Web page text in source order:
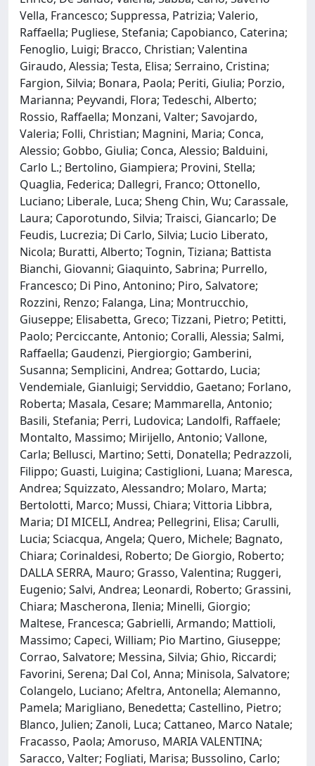
Vella, Francesco; Suppressa, Patrizia; Valerio,
Raffaella; Pugliese, Stefania; Capobianco, Caterina;
Fenoglio, Luigi; Bracco, Christian; Valentina
Giraudo, Alessia; Testa, Elisa; Serraino, Cristina;
Fargion, Silvia; Bonara, Paola; Periti, Giulia; Porzio,
Marianna; Peyvandi, Flora; Tedeschi, Alberto;
Rossio, Raffaella; Monzani, Valter; Savojardo,
Valeria; Folli, Christian; Magnini, Maria; Conca,
Alessio; Gobbo, Giulia; Conca, Alessio; Balduini,
Carlo L.; Bertolino, Giampiera; Provini, Stella;
Quaglia, Federica; Dallegri, Franco; Ottonello,
Luciano; Liberale, Luca; Sheng Chin, Wu; Carassale,
Laura; Caporotundo, Silvia; Traisci, Giancarlo; De
Feudis, Lucrezia; Di Carlo, Silvia; Lucio Liberato,
Nicola; Buratti, Alberto; Tognin, Tiziana; Battista
Bianchi, Giovanni; Giaquinto, Sabrina; Purrello,
Francesco; Di Pino, Antonino; Piro, Salvatore;
Rozzini, Renzo; Falanga, Lina; Montrucchio,
Giuseppe; Elisabetta, Greco; Tizzani, Pietro; Petitti,
Paolo; Perciccante, Antonio; Coralli, Alessia; Salmi,
Raffaella; Gaudenzi, Piergiorgio; Gamberini,
Susanna; Semplicini, Andrea; Gottardo, Lucia;
Vendemiale, Gianluigi; Serviddio, Gaetano; Forlano,
Roberta; Masala, Cesare; Mammarella, Antonio;
Basili, Stefania; Perri, Ludovica; Landolfi, Raffaele;
Montalto, Massimo; Mirijello, Antonio; Vallone,
Carla; Bellusci, Martino; Setti, Donatella; Pedrazzoli,
Filippo; Guasti, Luigina; Castiglioni, Luana; Maresca,
Andrea; Squizzato, Alessandro; Molaro, Marta;
Bertolotti, Marco; Mussi, Chiara; Vittoria Libbra,
Maria; DI MICELI, Andrea; Pellegrini, Elisa; Carulli,
Lucia; Sciacqua, Angela; Quero, Michele; Bagnato,
Chiara; Corinaldesi, Roberto; De Giorgio, Roberto;
DALLA SERRA, Mauro; Grasso, Valentina; Ruggeri,
Eugenio; Salvi, Andrea; Leonardi, Roberto; Grassini,
Chiara; Mascherona, Ilenia; Minelli, Giorgio;
Maltese, Francesca; Gabrielli, Armando; Mattioli,
Massimo; Capeci, William; Pio Martino, Giuseppe;
Corrao, Salvatore; Messina, Silvia; Ghio, Riccardi;
Favorini, Serena; Dal Col, Anna; Minisola, Salvatore;
Colangelo, Luciano; Afeltra, Antonella; Alemanno,
Pamela; Marigliano, Benedetta; Castellino, Pietro;
Blanco, Julien; Zanoli, Luca; Cattaneo, Marco Natale;
Fracasso, Paola; Amoruso, MARIA VALENTINA;
Saracco, Valter; Fogliati, Marisa; Bussolino, Carlo;